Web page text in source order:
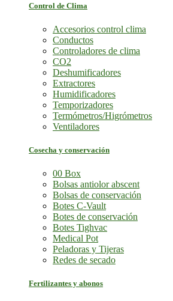
Control de Clima
Accesorios control clima
Conductos
Controladores de clima
CO2
Deshumificadores
Extractores
Humidificadores
Temporizadores
Termómetros/Higrómetros
Ventiladores
Cosecha y conservación
00 Box
Bolsas antiolor abscent
Bolsas de conservación
Botes C-Vault
Botes de conservación
Botes Tighvac
Medical Pot
Peladoras y Tijeras
Redes de secado
Fertilizantes y abonos